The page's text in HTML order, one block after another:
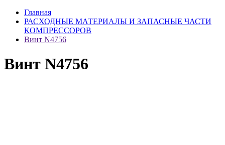
Главная
РАСХОДНЫЕ МАТЕРИАЛЫ И ЗАПАСНЫЕ ЧАСТИ
КОМПРЕССОРОВ
Винт N4756
Винт N4756